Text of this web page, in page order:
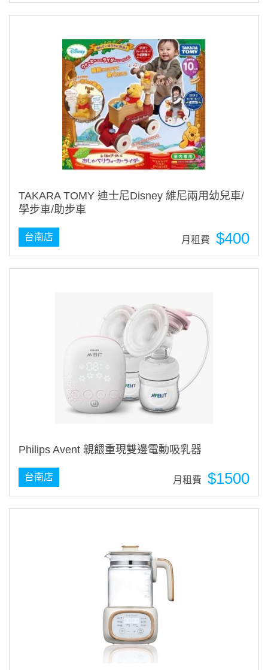
TAKARA TOMY 迪士尼Disney 維尼兩用幼兒車/
學步車/助步車
$400
月租費
台南店
Philips Avent 親餵重現雙邊電動吸乳器
$1500
月租費
台南店